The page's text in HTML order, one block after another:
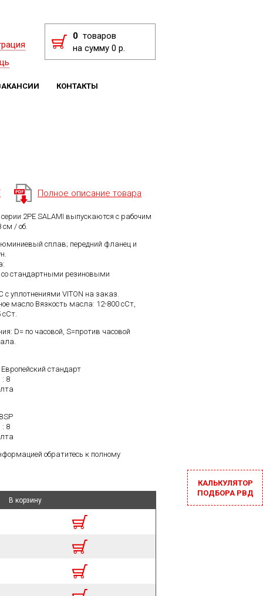
0 товаров
на сумму 0 р.
КОНТАКТЫ
Полное описание товара
2PE SALAMI выпускаются с рабочим
см / об.
сплав; передний фланец и
со стандартными резиновыми
с уплотнениями VITON на заказ.
масло Вязкость масла: 12-800 cСт,
D= по часовой, S=против часовой
стандарт
: 8
: 8
обратитесь к полному
В корзину
В корзину
КАЛЬКУЛЯТОР
ПОДБОРА РВД